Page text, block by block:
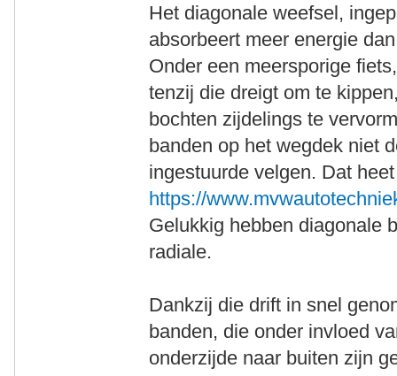
Het diagonale weefsel,
absorbeert meer energie
Onder een meersporige
tenzij die dreigt om te
bochten zijdelings te
banden op het wegdek niet
ingestuurde velgen. Dat
https://
Gelukkig hebben diagonale
radiale.
Dankzij die drift in snel
banden, die onder invloed
onderzijde naar buiten zijn